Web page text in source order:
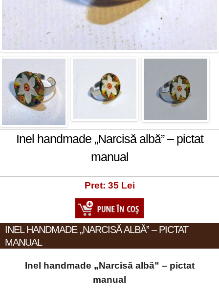
Inel handmade „Narcisă albă” – pictat
manual
Pret: 35 Lei
INEL HANDMADE „NARCISĂ ALBĂ” – PICTAT
MANUAL
Inel handmade „Narcisă albă” – pictat
manual